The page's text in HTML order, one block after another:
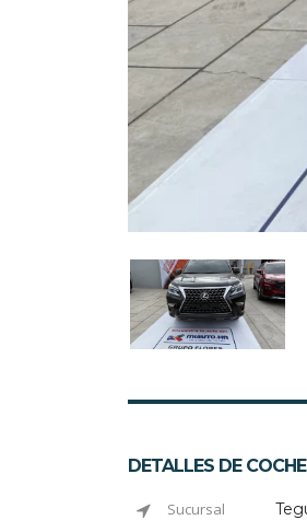
DETALLES DE COCHE
Sucursal